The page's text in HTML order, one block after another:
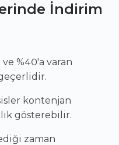
İndirim
%40'a varan
kontenjan
gösterebilir.
zaman